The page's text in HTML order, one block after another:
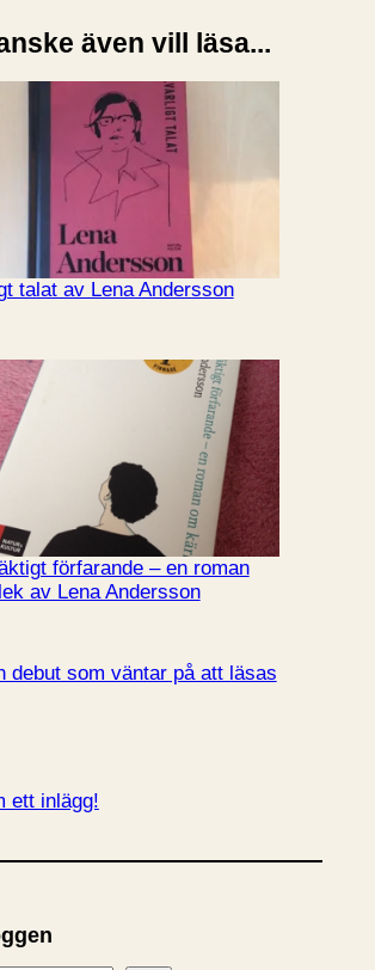
även vill läsa...
talat av Lena Andersson
förfarande – en roman
av Lena Andersson
debut som väntar på att läsas
ett inlägg!